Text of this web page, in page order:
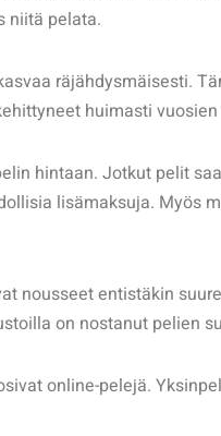
niitä pelata.
räjähdysmäisesti.
huimasti
hintaan. Jotkut pelit
lisämaksuja. Myös
nousseet entistäkin
on nostanut pelien
online-pelejä.